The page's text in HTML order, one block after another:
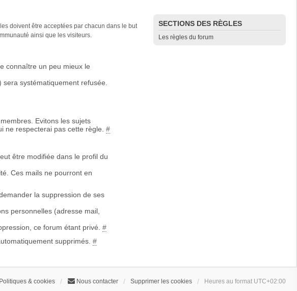
SECTIONS DES RÈGLES
Les règles du forum
doivent être acceptées par chacun dans le but
ainsi que les visiteurs.
connaître un peu mieux le
systématiquement refusée.
Evitons les sujets
ne respecterai pas cette règle. #
être modifiée dans le profil du
Ces mails ne pourront en
la suppression de ses
personnelles (adresse mail,
ce forum étant privé. #
supprimés. #
Politiques & cookies Nous contacter Supprimer les cookies Heures au format UTC+02:00